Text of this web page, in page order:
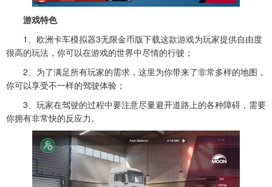
游戏特色
1、欧洲卡车模拟器3无限金币版下载这款游戏为玩家提供自由度
很高的玩法，你可以在游戏的世界中尽情的行驶；
2、为了满足所有玩家的需求，这里为你带来了非常多样的地图，
你可以享受不一样的驾驶体验；
3、玩家在驾驶的过程中要注意尽量避开道路上的各种障碍，需要
你拥有非常快的反应力。